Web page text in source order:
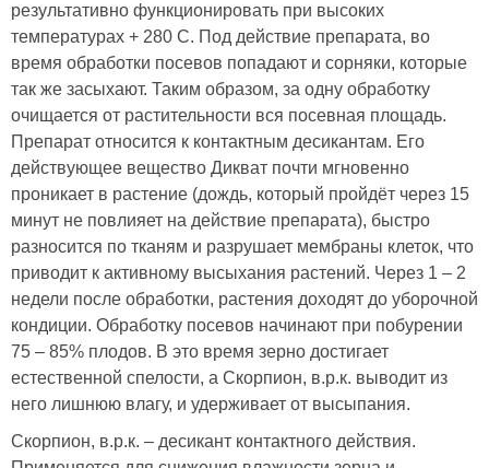
результативно функционировать при высоких
температурах + 280 С. Под действие препарата, во
время обработки посевов попадают и сорняки, которые
так же засыхают. Таким образом, за одну обработку
очищается от растительности вся посевная площадь.
Препарат относится к контактным десикантам. Его
действующее вещество Дикват почти мгновенно
проникает в растение (дождь, который пройдёт через 15
минут не повлияет на действие препарата), быстро
разносится по тканям и разрушает мембраны клеток, что
приводит к активному высыхания растений. Через 1 – 2
недели после обработки, растения доходят до уборочной
кондиции. Обработку посевов начинают при побурении
75 – 85% плодов. В это время зерно достигает
естественной спелости, а Скорпион, в.р.к. выводит из
него лишнюю влагу, и удерживает от высыпания.
Скорпион, в.р.к. – десикант контактного действия.